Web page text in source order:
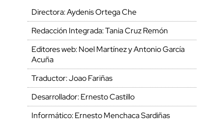
Directora: Aydenis Ortega Che
Redacción Integrada: Tania Cruz Remón
Editores web: Noel Martínez y Antonio García
Acuña
Traductor: Joao Fariñas
Desarrollador: Ernesto Castillo
Informático: Ernesto Menchaca Sardiñas